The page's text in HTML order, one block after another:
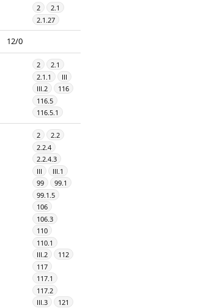
2
2.1
2.1.27
12/0
2
2.1
2.1.1
III
III.2
116
116.5
116.5.1
2
2.2
2.2.4
2.2.4.3
III
III.1
99
99.1
99.1.5
106
106.3
110
110.1
III.2
112
117
117.1
117.2
III.3
121